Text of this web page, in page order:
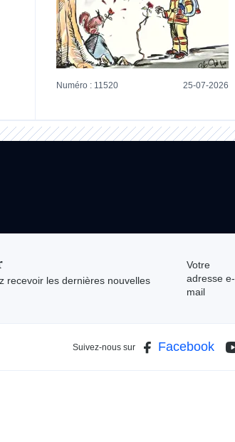
Numéro : 11520 25-07-2026
recevoir les dernières nouvelles
Votre
adresse e-
mail
Suivez-nous sur Facebook